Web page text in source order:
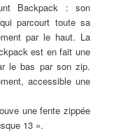
Backpack : son
parcourt toute sa
par le haut. La
est en fait une
le bas par son zip.
accessible une
une fente zippée
13 ».